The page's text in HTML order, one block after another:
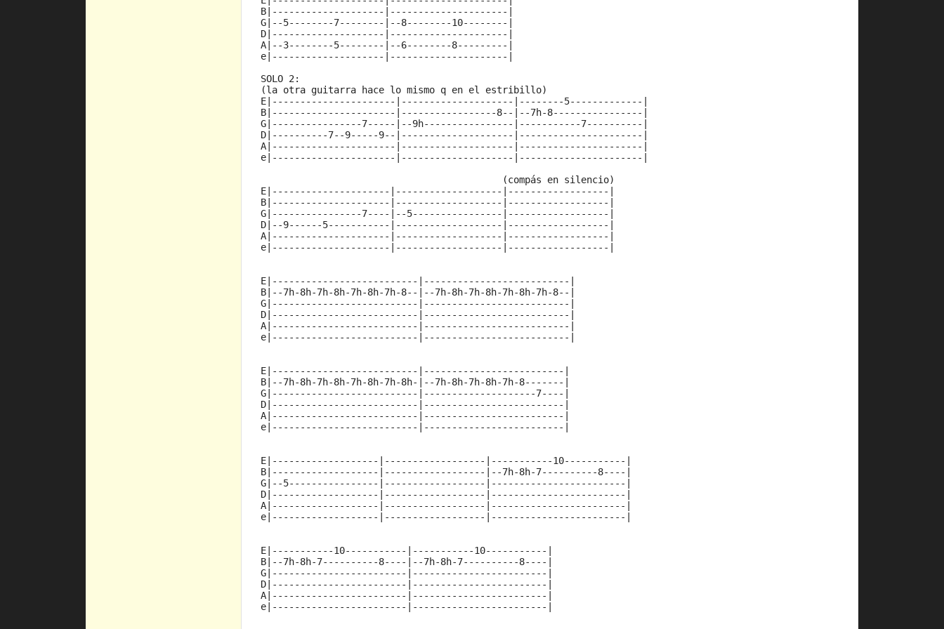
B|--------------------|---------------------|
G|--5--------7--------|--8--------10--------|
D|--------------------|---------------------|
A|--3--------5--------|--6--------8---------|
e|--------------------|---------------------|
SOLO 2:
(la otra guitarra hace lo mismo q en el estribillo)
E|----------------------|--------------------|--------5-------------|
B|----------------------|-----------------8--|--7h-8----------------|
G|----------------7-----|--9h----------------|-----------7----------|
D|----------7--9-----9--|--------------------|----------------------|
A|----------------------|--------------------|----------------------|
e|----------------------|--------------------|----------------------|
                                           (compás en silencio)
E|---------------------|-------------------|------------------|
B|---------------------|-------------------|------------------|
G|----------------7----|--5----------------|------------------|
D|--9------5-----------|-------------------|------------------|
A|---------------------|-------------------|------------------|
e|---------------------|-------------------|------------------|
E|--------------------------|--------------------------|
B|--7h-8h-7h-8h-7h-8h-7h-8--|--7h-8h-7h-8h-7h-8h-7h-8--|
G|--------------------------|--------------------------|
D|--------------------------|--------------------------|
A|--------------------------|--------------------------|
e|--------------------------|--------------------------|
E|--------------------------|-------------------------|
B|--7h-8h-7h-8h-7h-8h-7h-8h-|--7h-8h-7h-8h-7h-8-------|
G|--------------------------|--------------------7----|
D|--------------------------|-------------------------|
A|--------------------------|-------------------------|
e|--------------------------|-------------------------|
E|-------------------|------------------|-----------10-----------|
B|-------------------|------------------|--7h-8h-7----------8----|
G|--5----------------|------------------|------------------------|
D|-------------------|------------------|------------------------|
A|-------------------|------------------|------------------------|
e|-------------------|------------------|------------------------|
E|-----------10-----------|-----------10-----------|
B|--7h-8h-7----------8----|--7h-8h-7----------8----|
G|------------------------|------------------------|
D|------------------------|------------------------|
A|------------------------|------------------------|
e|------------------------|------------------------|